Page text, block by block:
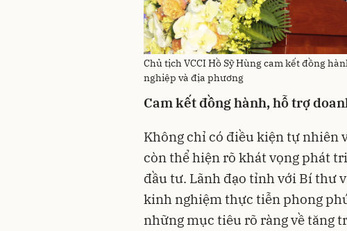
Chủ tịch VCCI Hồ Sỹ Hùng cam kết đồng
nghiệp và địa phương
Cam kết đồng hành, hỗ trợ
Không chỉ có điều kiện tự nhiên
còn thể hiện rõ khát vọng phát
đầu tư. Lãnh đạo tỉnh với Bí thư
kinh nghiệm thực tiễn phong
những mục tiêu rõ ràng về tăng